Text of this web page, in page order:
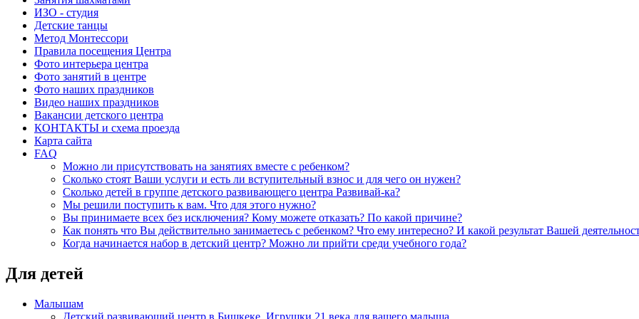
ИЗО - студия
Детские танцы
Метод Монтессори
Правила посещения Центра
Фото интерьера центра
Фото занятий в центре
Фото наших праздников
Видео наших праздников
Вакансии детского центра
КОНТАКТЫ и схема проезда
Карта сайта
FAQ
Можно ли присутствовать на занятиях вместе с ребенком?
Сколько стоят Ваши услуги и есть ли вступительный взнос и для чего он нужен?
Сколько детей в группе детского развивающего центра Развивай-ка?
Мы решили поступить к вам. Что для этого нужно?
Вы принимаете всех без исключения? Кому можете отказать? По какой причине?
Как понять что Вы действительно занимаетесь с ребенком? Что ему интересно? И какой результат Вашей
Когда начинается набор в детский центр? Можно ли прийти среди учебного года?
Для детей
Малышам
Детский развивающий центр в Бишкеке. Игрушки 21 века для вашего малыша